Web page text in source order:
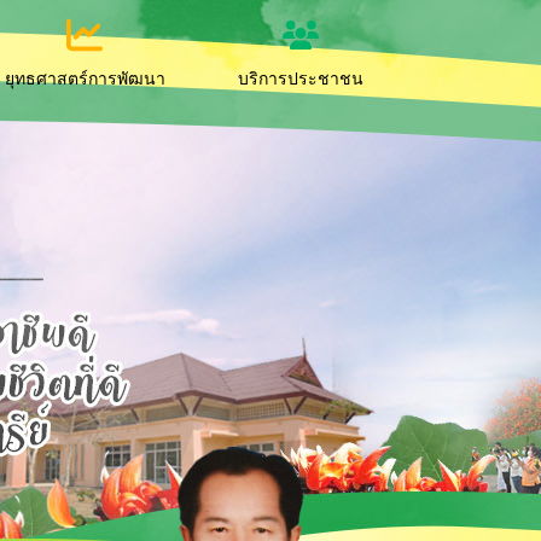
ยุทธศาสตร์การพัฒนา บริการประชาชน